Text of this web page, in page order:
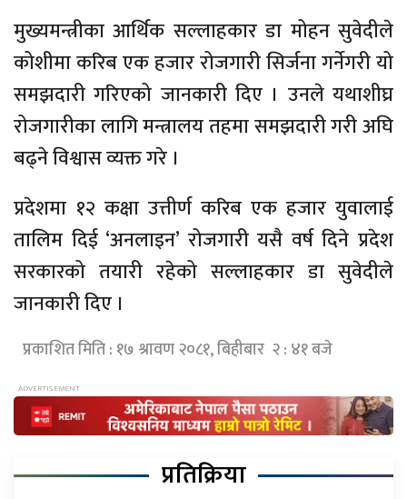
मुख्यमन्त्रीका आर्थिक सल्लाहकार डा मोहन सुवेदीले
कोशीमा करिब एक हजार रोजगारी सिर्जना गर्नेगरी यो
समझदारी गरिएको जानकारी दिए । उनले यथाशीघ्र
रोजगारीका लागि मन्त्रालय तहमा समझदारी गरी अघि
बढ्ने विश्वास व्यक्त गरे ।
प्रदेशमा १२ कक्षा उत्तीर्ण करिब एक हजार युवालाई
तालिम दिई ‘अनलाइन’ रोजगारी यसै वर्ष दिने प्रदेश
सरकारको तयारी रहेको सल्लाहकार डा सुवेदीले
जानकारी दिए ।
प्रकाशित मिति : १७ श्रावण २०८१, बिहीबार २ : ४१ बजे
प्रतिक्रिया